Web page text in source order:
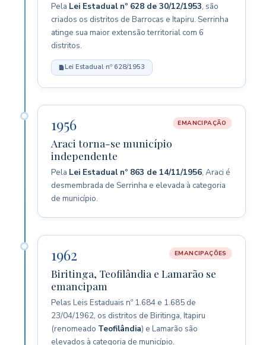
Pela Lei Estadual nº 628 de 30/12/1953, são
criados os distritos de Barrocas e Itapiru. Serrinha
atinge sua maior extensão territorial com 6
distritos.
Lei Estadual nº 628/1953
1956 EMANCIPAÇÃO
Araci torna-se município
independente
Pela Lei Estadual nº 863 de 14/11/1956, Araci é
desmembrada de Serrinha e elevada à categoria
de município.
1962 EMANCIPAÇÕES
Biritinga, Teofilândia e Lamarão se
emancipam
Pelas Leis Estaduais nº 1.684 e 1.685 de
23/04/1962, os distritos de Biritinga, Itapiru
(renomeado Teofilândia) e Lamarão são
elevados à categoria de município.